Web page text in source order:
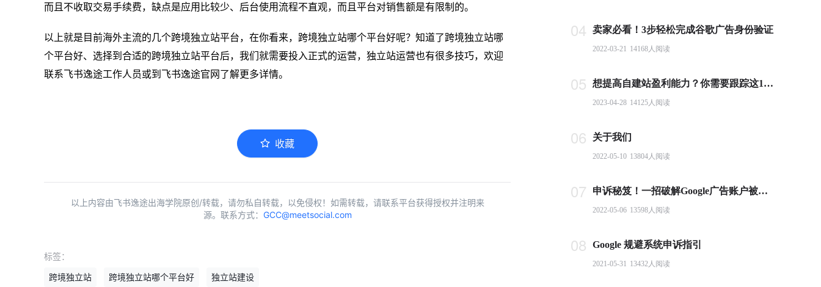
而且不收取交易手续费，缺点是应用比较少、后台使用流程不直观，而且平台对销售额是有限制的。
以上就是目前海外主流的几个跨境独立站平台，在你看来，跨境独立站哪个平台好呢？知道了跨境独立站哪
个平台好、选择到合适的跨境独立站平台后，我们就需要投入正式的运营，独立站运营也有很多技巧，欢迎
联系飞书逸途工作人员或到飞书逸途官网了解更多详情。
收藏
以上内容由飞书逸途出海学院原创/转载，请勿私自转载，以免侵权！如需转载，请联系平台获得授权并注明来
源。联系方式： GCC@meetsocial.com
标签：
跨境独立站
跨境独立站哪个平台好 独立站建设
04 卖家必看！3步轻松完成谷歌广告身份验证
2022-03-21 14168人阅读
05 想提高自建站盈利能力？你需要跟踪这10个基本电商指标
2023-04-28 14125人阅读
06 关于我们
2022-05-10 13804人阅读
07 申诉秘笈！一招破解Google广告账户被封难题
2022-05-06 13598人阅读
08 Google 规避系统申诉指引
2021-05-31 13432人阅读